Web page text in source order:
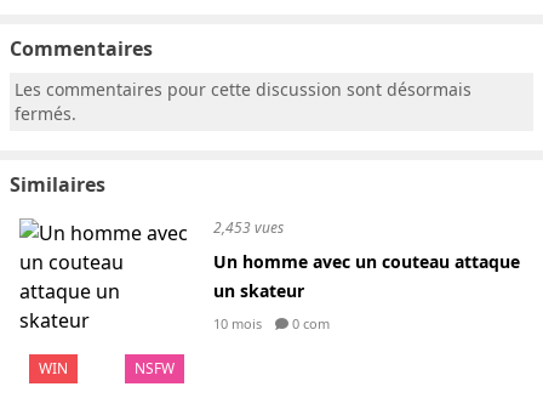
Commentaires
Les commentaires pour cette discussion sont désormais
fermés.
Similaires
WIN NSFW
2,453 vues
Un homme avec un couteau attaque
un skateur
10 mois 0 com